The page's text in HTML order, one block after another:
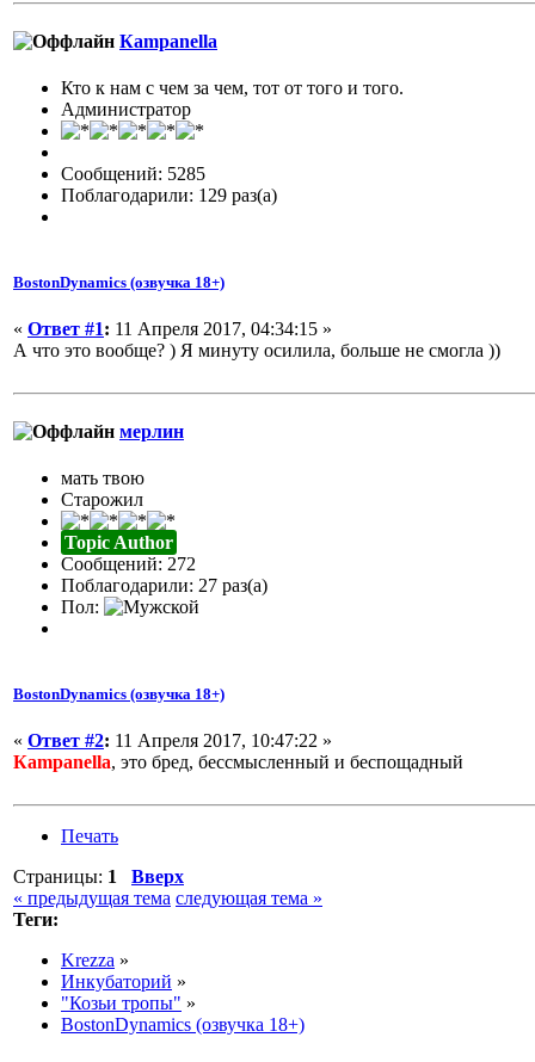
Кampanella
Кто к нам с чем за чем, тот от того и того.
Администратор
Сообщений: 5285
Поблагодарили: 129 раз(а)
BostonDynamics (озвучка 18+)
« Ответ #1: 11 Апреля 2017, 04:34:15 »
А что это вообще? ) Я минуту осилила, больше не смогла ))
мерлин
мать твою
Старожил
Topic Author
Сообщений: 272
Поблагодарили: 27 раз(а)
Пол:
BostonDynamics (озвучка 18+)
« Ответ #2: 11 Апреля 2017, 10:47:22 »
Кampanella, это бред, бессмысленный и беспощадный
Печать
Страницы: 1
Вверх
« предыдущая тема следующая тема »
Теги:
Krezza »
Инкубаторий »
"Козьи тропы" »
BostonDynamics (озвучка 18+)